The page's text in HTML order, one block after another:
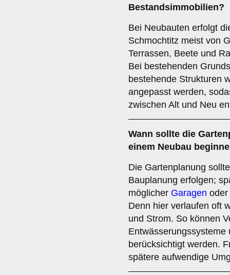
Bestandsimmobilien?
Bei Neubauten erfolgt
Schmochtitz meist von
Terrassen, Beete und
Bei bestehenden
bestehende Strukturen
angepasst werden,
zwischen Alt und Neu
Wann sollte die
einem Neubau
Die Gartenplanung
Bauplanung erfolgen;
möglicher Garagen oder
Denn hier verlaufen oft
und Strom. So können
berücksichtigt werden.
spätere aufwendige